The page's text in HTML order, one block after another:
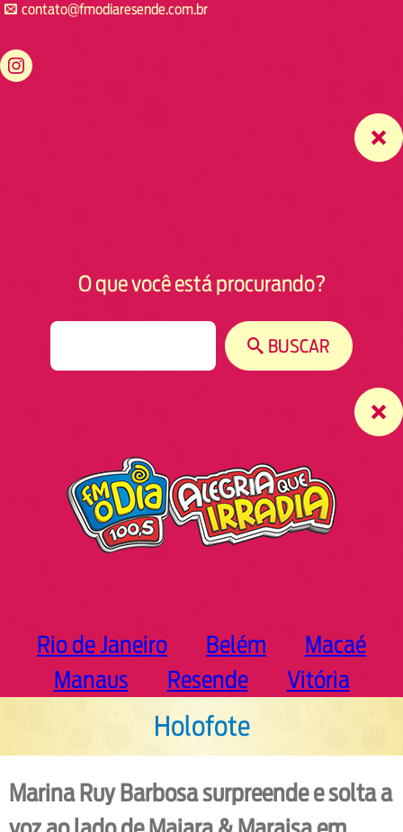
contato@fmodiaresende.com.br
https://www.instagram.com/fmodiaresende
O que você está procurando?
BUSCAR
Rio de Janeiro Belém
Macaé
Manaus
Resende Vitória
Holofote
Marina Ruy Barbosa surpreende e solta a